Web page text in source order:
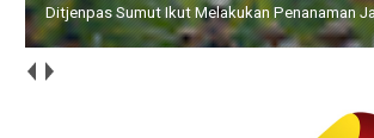
Ditjenpas Sumut Ikut Melakukan Penanaman